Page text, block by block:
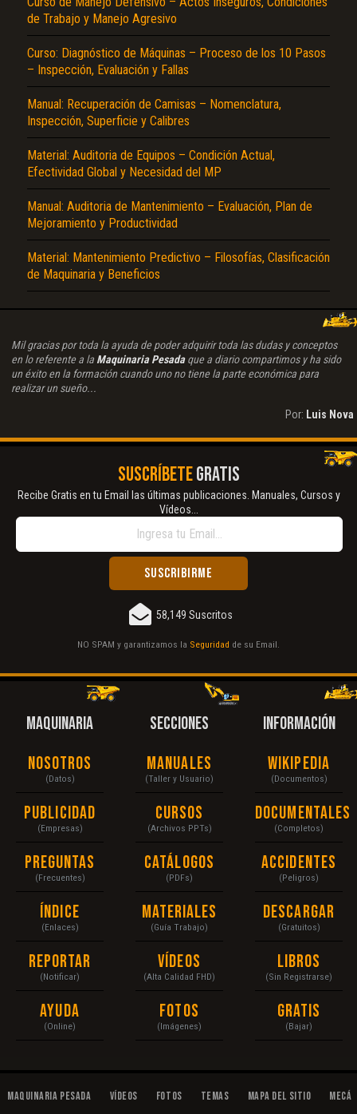
de Trabajo y Manejo Agresivo
Curso: Diagnóstico de Máquinas – Proceso de los 10 Pasos
– Inspección, Evaluación y Fallas
Manual: Recuperación de Camisas – Nomenclatura,
Inspección, Superficie y Calibres
Material: Auditoria de Equipos – Condición Actual,
Efectividad Global y Necesidad del MP
Manual: Auditoria de Mantenimiento – Evaluación, Plan de
Mejoramiento y Productividad
Material: Mantenimiento Predictivo – Filosofías, Clasificación
de Maquinaria y Beneficios
Mil gracias por toda la ayuda de poder adquirir toda las dudas y conceptos
en lo referente a la Maquinaria Pesadaque a diario compartimos y ha sido
un éxito en la formación cuando uno no tiene la parte económica para
realizar un sueño...
Por: Luis Nova
SUSCRÍBETEGRATIS
Recibe Gratis en tu Email las últimas publicaciones. Manuales, Cursos y
Vídeos...
58,149 Suscritos
NO SPAM y garantizamos la Seguridad de su Email.
MAQUINARIA
Nosotros
(Datos)
Publicidad
(Empresas)
Preguntas
(Frecuentes)
Índice
(Enlaces)
Reportar
(Notificar)
Ayuda
(Online)
SECCIONES
Manuales
(Taller y Usuario)
Cursos
(Archivos PPTs)
Catálogos
(PDFs)
Materiales
(Guía Trabajo)
Vídeos
(Alta Calidad FHD)
Fotos
(Imágenes)
INFORMACIÓN
Wikipedia
(Documentos)
Documentales
(Completos)
Accidentes
(Peligros)
Descargar
(Gratuitos)
Libros
(Sin Registrarse)
Gratis
(Bajar)
Maquinaria Pesada Vídeos Fotos Temas Mapa del Sitio